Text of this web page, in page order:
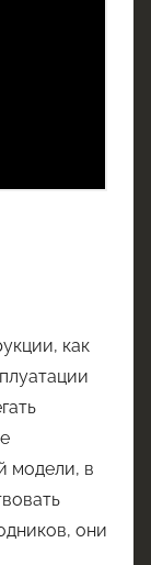
как
модели, в
они